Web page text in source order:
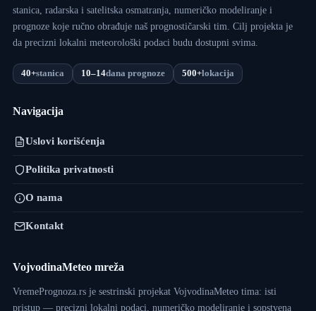
stanica, radarska i satelitska osmatranja, numeričko modeliranje i
prognoze koje ručno obrađuje naš prognostičarski tim. Cilj projekta je
da precizni lokalni meteorološki podaci budu dostupni svima.
40+stanica 10–14dana prognoze 500+lokacija
Navigacija
Uslovi korišćenja
Politika privatnosti
O nama
Kontakt
VojvodinaMeteo mreža
VremePrognoza.rs je sestrinski projekat VojvodinaMeteo tima: isti
pristup — precizni lokalni podaci, numeričko modeliranje i sopstvena